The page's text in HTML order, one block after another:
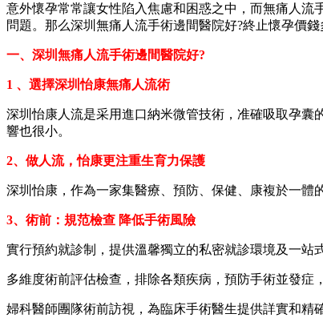
意外懷孕常常讓女性陷入焦慮和困惑之中，而無痛人
問題。那么深圳無痛人流手術邊間醫院好?終止懷孕價錢
一、深圳無痛人流手術邊間醫院好?
1 、選擇深圳怡康無痛人流術
深圳怡康人流是采用進口納米微管技術，准確吸取孕
響也很小。
2、做人流，怡康更注重生育力保護
深圳怡康，作為一家集醫療、預防、保健、康複於一體
3、術前：規范檢查 降低手術風險
實行預約就診制，提供溫馨獨立的私密就診環境及一站
多維度術前評估檢查，排除各類疾病，預防手術並發症
婦科醫師團隊術前訪視，為臨床手術醫生提供詳實和精